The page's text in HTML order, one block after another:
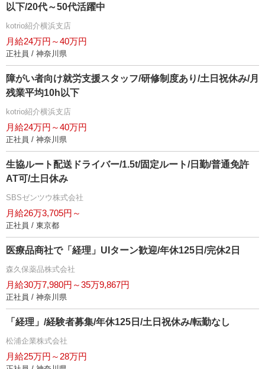
以下/20代～50代活躍中
kotrio紹介横浜支店
月給24万円～40万円
正社員 / 神奈川県
障がい者向け就労支援スタッフ/研修制度あり/土日祝休み/月
残業平均10h以下
kotrio紹介横浜支店
月給24万円～40万円
正社員 / 神奈川県
生協ルート配送ドライバー/1.5t/固定ルート/日勤/普通免許
AT可/土日休み
SBSゼンツウ株式会社
月給26万3,705円～
正社員 / 東京都
医療品商社で「経理」UIターン歓迎/年休125日/完休2日
森久保薬品株式会社
月給30万7,980円～35万9,867円
正社員 / 神奈川県
「経理」/経験者募集/年休125日/土日祝休み/転勤なし
松浦企業株式会社
月給25万円～28万円